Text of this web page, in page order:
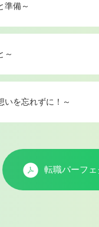
準備～
～
いを忘れずに！～
転職パーフ